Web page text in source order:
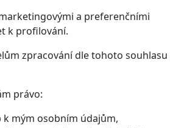
a preferenčními
k profilování.
zpracování dle tohoto souhlasu
právo:
mým osobním údajům,